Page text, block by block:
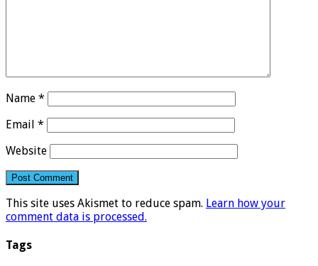
Name *
Email *
Website
This site uses Akismet to reduce spam. Learn how your
comment data is processed.
Tags